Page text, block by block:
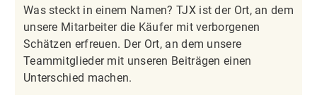
Was steckt in einem Namen? TJX ist der Ort, an dem
unsere Mitarbeiter die Käufer mit verborgenen
Schätzen erfreuen. Der Ort, an dem unsere
Teammitglieder mit unseren Beiträgen einen
Unterschied machen.